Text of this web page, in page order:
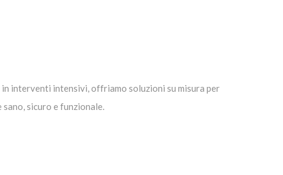
interventi intensivi, offriamo soluzioni su misura per
sicuro e funzionale.